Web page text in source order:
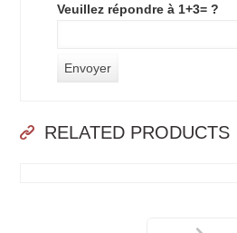
Veuillez répondre à 1+3= ?
RELATED PRODUCTS